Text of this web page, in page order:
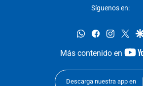
Síguenos en:
whatsappfacebook
Más contenido en
Descarga nuestra app en